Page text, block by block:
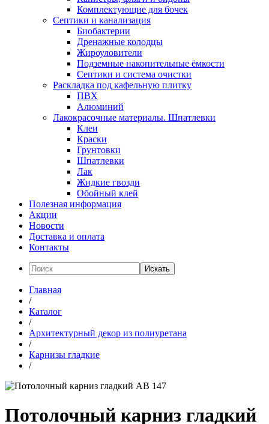
Комплектующие для бочек
Септики и канализация
Биобактерии
Дренажные колодцы
Жироуловители
Подземные накопительные ёмкости
Септики и система очистки
Раскладка под кафельную плитку
ПВХ
Алюминий
Лакокрасочные материалы. Шпатлевки
Клеи
Краски
Грунтовки
Шпатлевки
Лак
Жидкие гвозди
Обойный клей
Полезная информация
Акции
Новости
Доставка и оплата
Контакты
Искать
Главная
/
Каталог
/
Архитектурный декор из полиуретана
/
Карнизы гладкие
/
Потолочный карниз гладкий